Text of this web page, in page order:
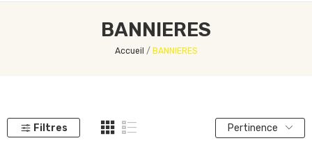
BANNIERES
Accueil BANNIERES
Filtres Pertinence